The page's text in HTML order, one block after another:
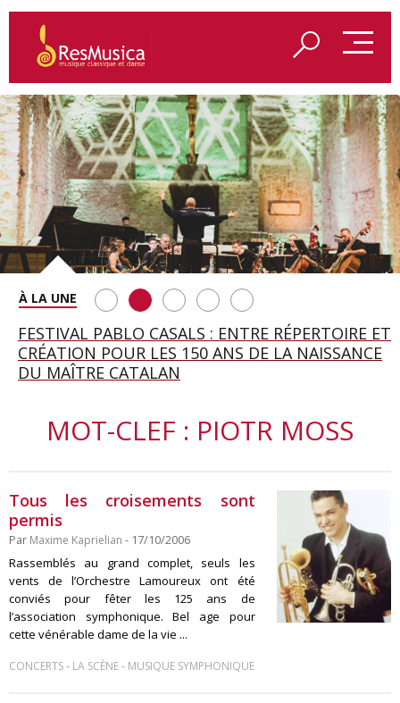
SAINT FRANÇOIS D’ASSISE À SALZBOURG, UNE
SOIRÉE IMMENSE PORTÉE PAR ROMEO
CASTELLUCCI ET MAXIME PASCAL
FESTIVAL PABLO CASALS : ENTRE RÉPERTOIRE ET
CRÉATION POUR LES 150 ANS DE LA NAISSANCE
DU MAÎTRE CATALAN
A BAYREUTH, LE 150E ANNIVERSAIRE DU RING
WAGNÉRIEN GÉNÉRÉ PAR L’IA
BETSY JOLAS FÊTE SON CENTIÈME
ANNIVERSAIRE
GEORGE BENJAMIN : « MES PARENTS AVAIENT
CETTE EXIGENCE DE L’OBJET CISELÉ »
MOT-CLEF : PIOTR MOSS
Tous les croisements sont
permis
Par Maxime Kaprielian - 17/10/2006
Rassemblés au grand complet, seuls les
vents de l’Orchestre Lamoureux ont été
conviés pour fêter les 125 ans de
l’association symphonique. Bel age pour
cette vénérable dame de la vie ...
CONCERTS- LA SCÈNE- MUSIQUE SYMPHONIQUE